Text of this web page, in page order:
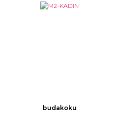
budakoku